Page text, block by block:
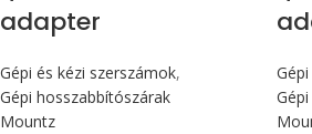
adapter
Gépi és kézi szerszámok,
Gépi hosszabbítószárak
Mountz